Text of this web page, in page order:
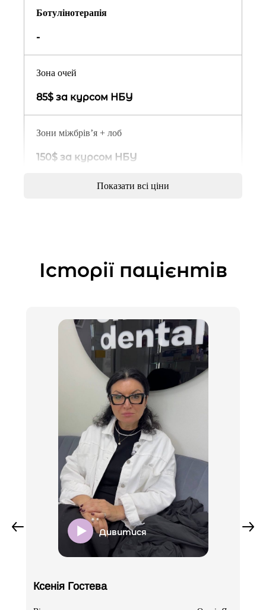
Ботулінотерапія
-
Зона очей
85$ за курсом НБУ
Зони міжбрів’я + лоб
150$ за курсом НБУ
150$ за курсом НБУ
400$ за курсом НБУ
Лікування гіпергідроза (пахви)
250$ за курсом НБУ
Фракційний лазерний пілінг
Обличчя
6000 грн
Показати всі ціни
Історії пацієнтів
Дивитися
Ксенія Гостева